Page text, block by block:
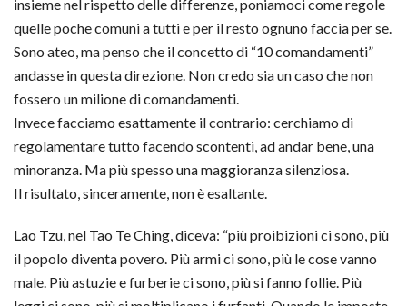
insieme nel rispetto delle differenze, poniamoci come regole
quelle poche comuni a tutti e per il resto ognuno faccia per se.
Sono ateo, ma penso che il concetto di “10 comandamenti”
andasse in questa direzione. Non credo sia un caso che non
fossero un milione di comandamenti.
Invece facciamo esattamente il contrario: cerchiamo di
regolamentare tutto facendo scontenti, ad andar bene, una
minoranza. Ma più spesso una maggioranza silenziosa.
Il risultato, sinceramente, non è esaltante.
Lao Tzu, nel Tao Te Ching, diceva: “più proibizioni ci sono, più
il popolo diventa povero. Più armi ci sono, più le cose vanno
male. Più astuzie e furberie ci sono, più si fanno follie. Più